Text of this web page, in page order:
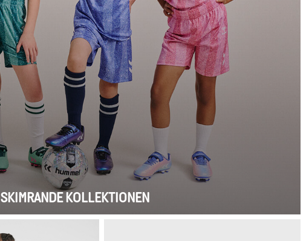
KOLLEKTIONEN